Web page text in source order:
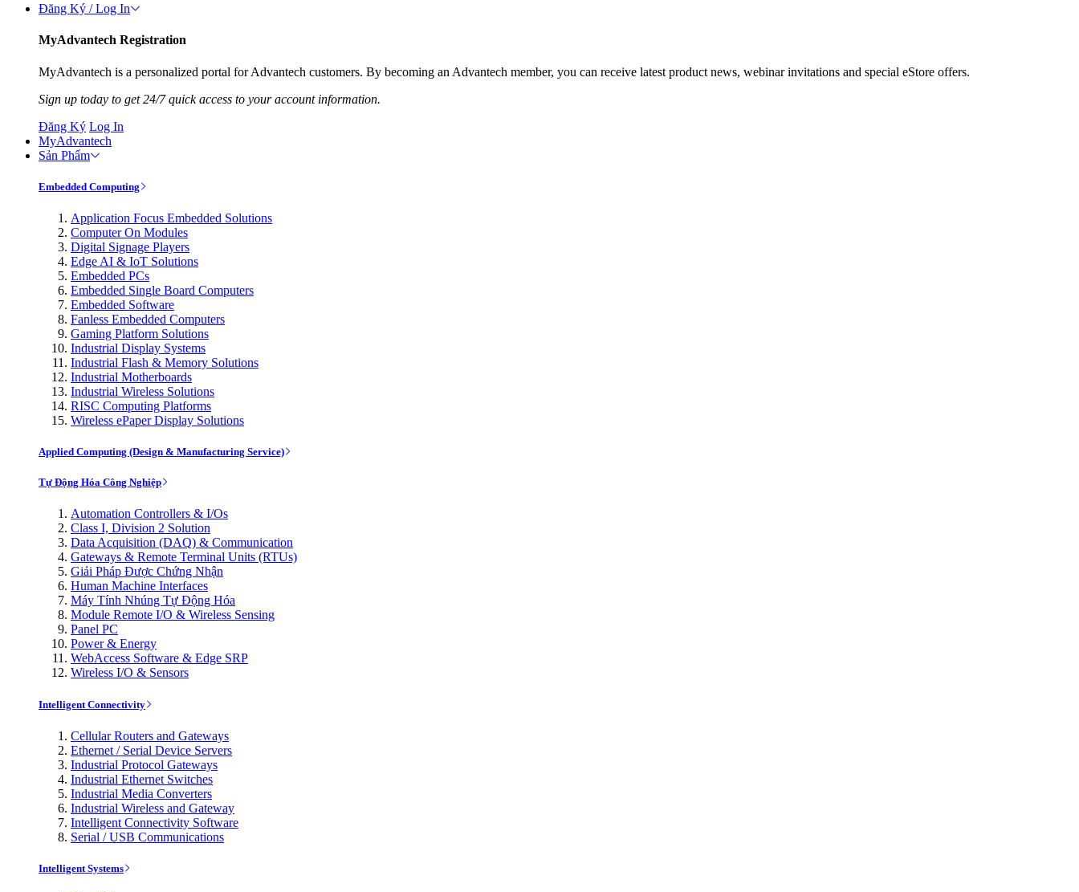
Đăng Ký / Log In
MyAdvantech Registration
MyAdvantech is a personalized portal for Advantech customers. By becoming an Advantech member, you can receive latest product news, webinar invitations and special eStore offers.
Sign up today to get 24/7 quick access to your account information.
Đăng Ký Log In
MyAdvantech
Sản Phẩm
Embedded Computing
Application Focus Embedded Solutions
Computer On Modules
Digital Signage Players
Edge AI & IoT Solutions
Embedded PCs
Embedded Single Board Computers
Embedded Software
Fanless Embedded Computers
Gaming Platform Solutions
Industrial Display Systems
Industrial Flash & Memory Solutions
Industrial Motherboards
Industrial Wireless Solutions
RISC Computing Platforms
Wireless ePaper Display Solutions
Applied Computing (Design & Manufacturing Service)
Tự Động Hóa Công Nghiệp
Automation Controllers & I/Os
Class I, Division 2 Solution
Data Acquisition (DAQ) & Communication
Gateways & Remote Terminal Units (RTUs)
Giải Pháp Được Chứng Nhận
Human Machine Interfaces
Máy Tính Nhúng Tự Động Hóa
Module Remote I/O & Wireless Sensing
Panel PC
Power & Energy
WebAccess Software & Edge SRP
Wireless I/O & Sensors
Intelligent Connectivity
Cellular Routers and Gateways
Ethernet / Serial Device Servers
Industrial Protocol Gateways
Industrial Ethernet Switches
Industrial Media Converters
Industrial Wireless and Gateway
Intelligent Connectivity Software
Serial / USB Communications
Intelligent Systems